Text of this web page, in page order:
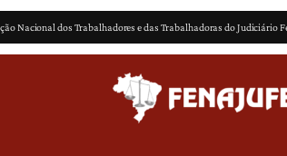
Nacional dos Trabalhadores e das Trabalhadoras do Judiciário